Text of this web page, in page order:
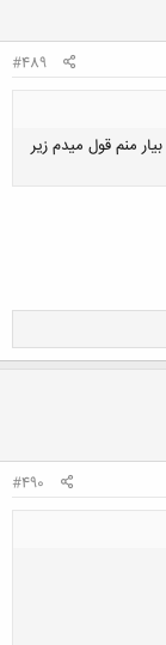
#489
منم قول میدم زیر
#490